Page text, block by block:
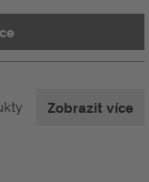
Zobrazit více